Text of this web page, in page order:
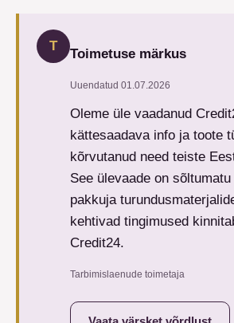
T Toimetuse märkus
Uuendatud 01.07.2026
Oleme üle vaadanud
kättesaadava info ja toote
kõrvutanud need teiste
See ülevaade on
pakkuja
kehtivad tingimused
Credit24.
Tarbimislaenude toimetaja